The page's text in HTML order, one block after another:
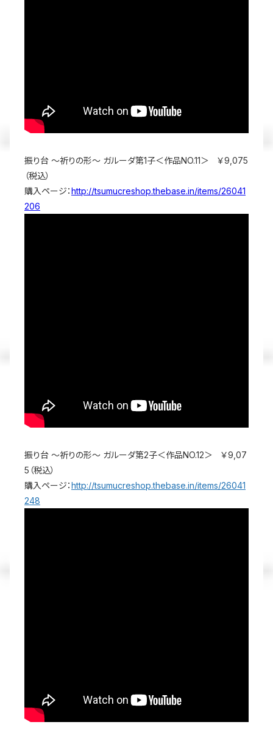
振り台 ～祈りの形～ ガルーダ第1子＜作品NO.11＞ ￥9,075
（税込）
購入ページ：http://tsumucreshop.thebase.in/items/26041
206
振り台 ～祈りの形～ ガルーダ第2子＜作品NO.12＞ ￥9,07
5（税込）
購入ページ：http://tsumucreshop.thebase.in/items/26041
248